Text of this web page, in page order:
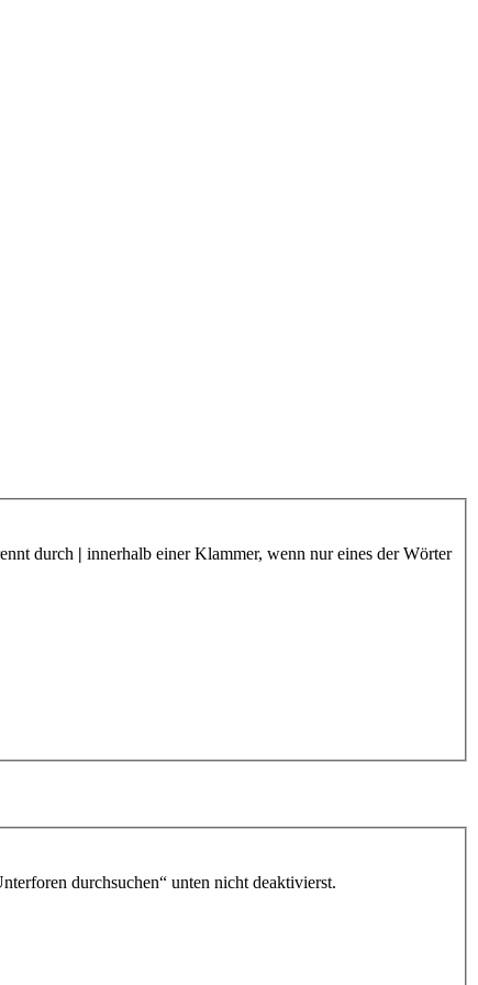
durch | innerhalb einer Klammer, wenn nur eines der Wörter
durchsuchen“ unten nicht deaktivierst.